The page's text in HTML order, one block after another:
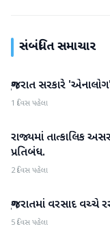
સંબંધિત સમાચાર
ગુજરાત
1 દિવસ પહેલા
ગુજરાત
રાજ્યમાં તાત્કાલિક
પ્રતિબંધ.
2 દિવસ પહેલા
ગુજરાત
ગુજરાતમાં વરસાદ વચ્ચે
5 દિવસ પહેલા